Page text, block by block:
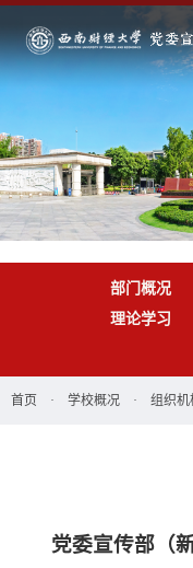
部门概况
理论学习
首页 · 学校概况 · 组织机
党委宣传部（